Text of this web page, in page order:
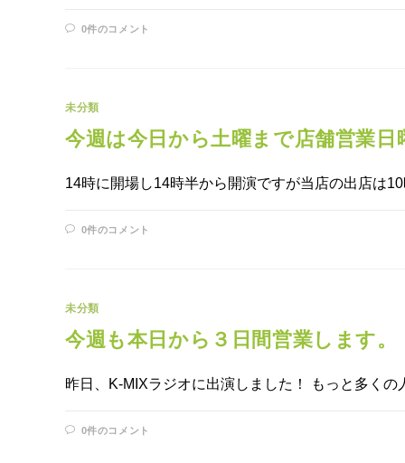
0件のコメント
未分類
今週は今日から土曜まで店舗営業
14時に開場し14時半から開演ですが当店の出店は
0件のコメント
未分類
今週も本日から３日間営業します。
昨日、K-MIXラジオに出演しました！ もっと多く
0件のコメント